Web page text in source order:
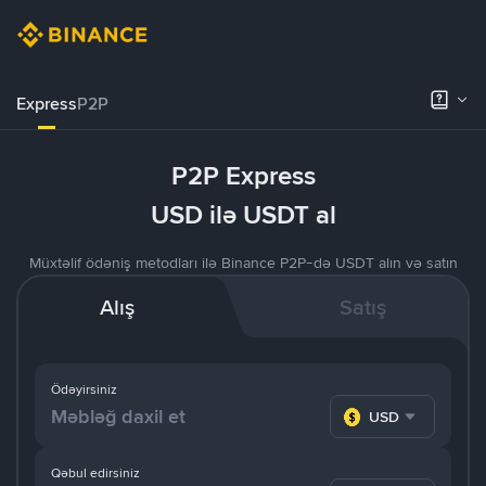
ExpressP2P
P2P Express
USD ilə USDT al
Müxtəlif ödəniş metodları ilə Binance P2P-də USDT alın və satın
Alış Satış
Ödəyirsiniz
USD
Qəbul edirsiniz